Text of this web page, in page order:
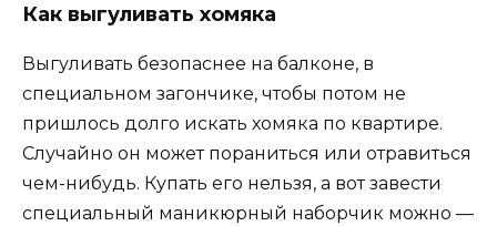
Как выгуливать хомяка
Выгуливать безопаснее на балконе, в
специальном загончике, чтобы потом не
пришлось долго искать хомяка по квартире.
Случайно он может пораниться или отравиться
чем-нибудь. Купать его нельзя, а вот завести
специальный маникюрный наборчик можно —